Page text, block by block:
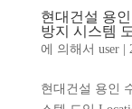
현대건설 용
방지 시스템
에 의해서 user|
현대건설 용인